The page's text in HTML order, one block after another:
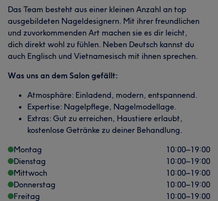
Das Team besteht aus einer kleinen Anzahl an top
ausgebildeten Nageldesignern. Mit ihrer freundlichen
und zuvorkommenden Art machen sie es dir leicht,
dich direkt wohl zu fühlen. Neben Deutsch kannst du
auch Englisch und Vietnamesisch mit ihnen sprechen.
Was uns an dem Salon gefällt:
Atmosphäre: Einladend, modern, entspannend.
Expertise: Nagelpflege, Nagelmodellage.
Extras: Gut zu erreichen, Haustiere erlaubt,
kostenlose Getränke zu deiner Behandlung.
Montag
10:00–19:00
Dienstag
10:00–19:00
Mittwoch
10:00–19:00
Donnerstag
10:00–19:00
Freitag
10:00–19:00